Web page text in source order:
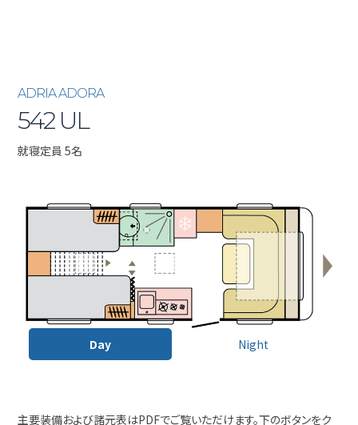
ADRIA ADORA
542 UL
就寝定員 5名
Day Night
主要装備および諸元表はPDFでご覧いただけます。下のボタンをク